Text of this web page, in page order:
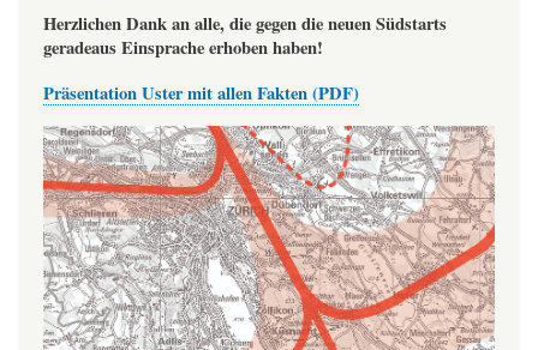
Herzlichen Dank an alle, die gegen die neuen Südstarts
geradeaus Einsprache erhoben haben!
Präsentation Uster mit allen Fakten (PDF)